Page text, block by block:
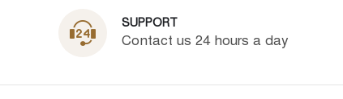
SUPPORT
Contact us 24 hours a day